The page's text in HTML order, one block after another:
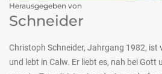
Herausgegeben von
Schneider
Christoph Schneider, Jahrgang 1982, ist
und lebt in Calw. Er liebt es, nah bei Gott